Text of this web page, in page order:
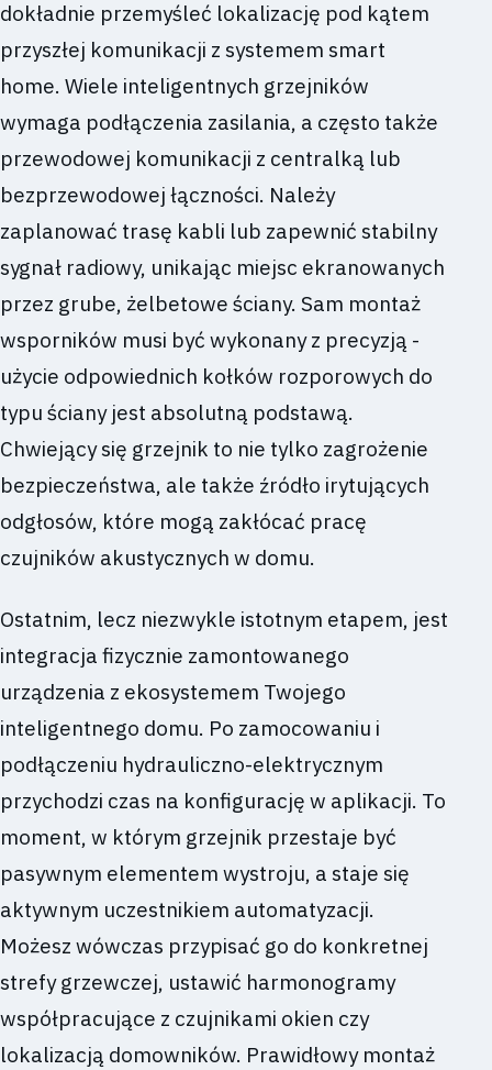
dokładnie przemyśleć lokalizację pod kątem
przyszłej komunikacji z systemem smart
home. Wiele inteligentnych grzejników
wymaga podłączenia zasilania, a często także
przewodowej komunikacji z centralką lub
bezprzewodowej łączności. Należy
zaplanować trasę kabli lub zapewnić stabilny
sygnał radiowy, unikając miejsc ekranowanych
przez grube, żelbetowe ściany. Sam montaż
wsporników musi być wykonany z precyzją -
użycie odpowiednich kołków rozporowych do
typu ściany jest absolutną podstawą.
Chwiejący się grzejnik to nie tylko zagrożenie
bezpieczeństwa, ale także źródło irytujących
odgłosów, które mogą zakłócać pracę
czujników akustycznych w domu.
Ostatnim, lecz niezwykle istotnym etapem, jest
integracja fizycznie zamontowanego
urządzenia z ekosystemem Twojego
inteligentnego domu. Po zamocowaniu i
podłączeniu hydrauliczno-elektrycznym
przychodzi czas na konfigurację w aplikacji. To
moment, w którym grzejnik przestaje być
pasywnym elementem wystroju, a staje się
aktywnym uczestnikiem automatyzacji.
Możesz wówczas przypisać go do konkretnej
strefy grzewczej, ustawić harmonogramy
współpracujące z czujnikami okien czy
lokalizacją domowników. Prawidłowy montaż